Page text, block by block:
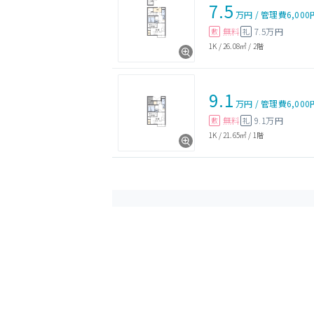
7.5 万円 /管理費6,000
敷 無料 礼 7.5万円
1K / 26.08㎡ / 2階
9.1 万円 /管理費6,000
敷 無料 礼 9.1万円
1K / 21.65㎡ / 1階